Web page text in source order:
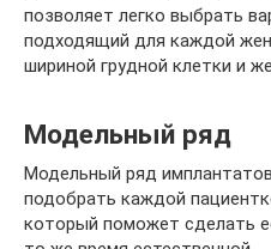
позволяет легко выбрать
подходящий для каждой
шириной грудной клетки и
Модельный ряд
Модельный ряд
подобрать каждой
который поможет сделать